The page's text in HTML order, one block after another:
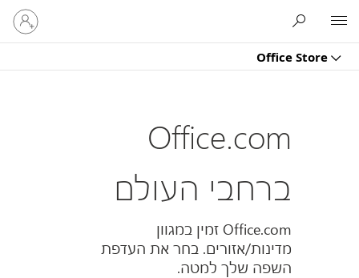
Office Store
היכנס
לחשבון
שלך
Office.com
ברחבי העולם
Office.com זמין במגוון
מדינות/אזורים. בחר את העדפת
השפה שלך למטה.